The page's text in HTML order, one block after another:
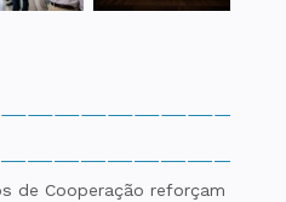
de Cooperação reforçam